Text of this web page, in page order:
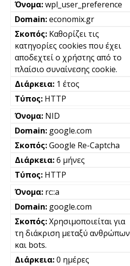
wpl_user_preference
economix.gr
Καθορίζει τις
κατηγορίες cookies που έχει
αποδεχτεί ο χρήστης από το
πλαίσιο συναίνεσης cookie.
1 έτος
HTTP
NID
google.com
Google Re-Captcha
6 μήνες
HTTP
rc::a
google.com
Χρησιμοποιείται για
τη διάκριση μεταξύ ανθρώπων
και bots.
0 ημέρες